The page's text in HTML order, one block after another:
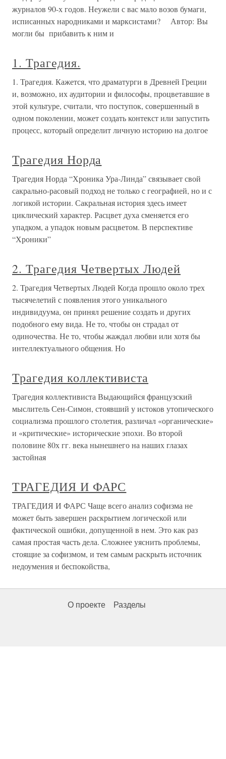
журналов 90-х годов. Неужели с вас мало возов бумаги,
исписанных народниками и марксистами? Автор: Вы
могли бы прибавить к ним и
1. Трагедия.
1. Трагедия. Кажется, что драматурги в Древней Греции
и, возможно, их аудитории и философы, процветавшие в
этой культуре, считали, что поступок, совершенный в
одном поколении, может создать контекст или запустить
процесс, который определит личную историю на долгое
Трагедия Норда
Трагедия Норда “Хроника Ура-Линда” связывает свой
сакрально-расовый подход не только с географией, но и с
логикой истории. Сакральная история здесь имеет
циклический характер. Расцвет духа сменяется его
упадком, а упадок новым расцветом. В перспективе
“Хроники”
2. Трагедия Четвертых Людей
2. Трагедия Четвертых Людей Когда прошло около трех
тысячелетий с появления этого уникального
индивидуума, он принял решение создать и других
подобного ему вида. Не то, чтобы он страдал от
одиночества. Не то, чтобы жаждал любви или хотя бы
интеллектуального общения. Но
Трагедия коллективиста
Трагедия коллективиста Выдающийся французский
мыслитель Сен-Симон, стоявший у истоков утопического
социализма прошлого столетия, различал «органические»
и «критические» исторические эпохи. Во второй
половине 80х гг. века нынешнего на наших глазах
застойная
ТРАГЕДИЯ И ФАРС
ТРАГЕДИЯ И ФАРС Чаще всего анализ софизма не
может быть завершен раскрытием логической или
фактической ошибки, допущенной в нем. Это как раз
самая простая часть дела. Сложнее уяснить проблемы,
стоящие за софизмом, и тем самым раскрыть источник
недоумения и беспокойства,
О проекте Разделы